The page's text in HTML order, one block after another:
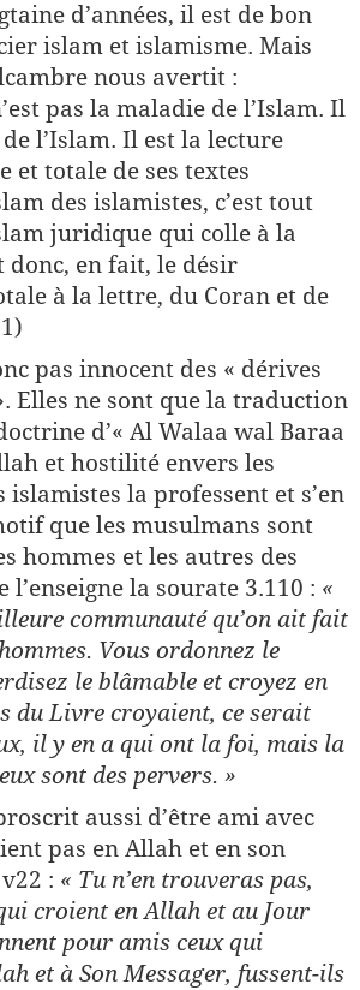
d’années, il est de bon
islam et islamisme. Mais
nous avertit :
pas la maladie de l’Islam. Il
l’Islam. Il est la lecture
et totale de ses textes
des islamistes, c’est tout
juridique qui colle à la
donc, en fait, le désir
à la lettre, du Coran et de
pas innocent des « dérives
Elles ne sont que la traduction
d’« Al Walaa wal Baraa
et hostilité envers les
islamistes la professent et s’en
que les musulmans sont
hommes et les autres des
l’enseigne la sourate 3.110 : «
communauté qu’on ait fait
Vous ordonnez le
le blâmable et croyez en
du Livre croyaient, ce serait
il y en a qui ont la foi, mais la
sont des pervers. »
aussi d’être ami avec
pas en Allah et en son
: « Tu n’en trouveras pas,
croient en Allah et au Jour
pour amis ceux qui
et à Son Messager, fussent-ils